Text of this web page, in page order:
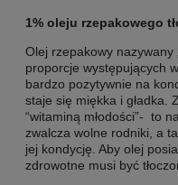
1% oleju rzepakowego
Olej rzepakowy nazywany
proporcje występujących
bardzo pozytywnie na
staje się miękka i gładka.
“witaminą młodości”- to
zwalcza wolne rodniki, a
jej kondycję. Aby olej
zdrowotne musi być